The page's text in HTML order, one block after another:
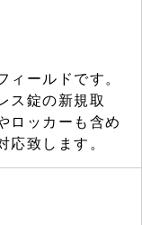
ィールドです。
ス錠の新規取
ッカーも含め
応致します。